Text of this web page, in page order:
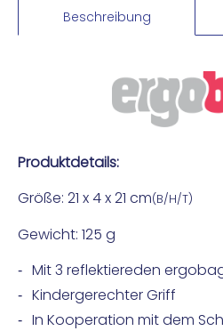
Beschreibung
Produktdetails:
Größe: 21 x 4 x 21 cm(B/H/T)
Gewicht: 125 g
Mit 3 reflektiereden
Kindergerechter Griff
In Kooperation mit dem